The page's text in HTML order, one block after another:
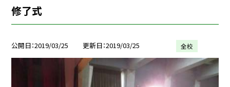
修了式
公開日 2019/03/25 更新日 2019/03/25 全校